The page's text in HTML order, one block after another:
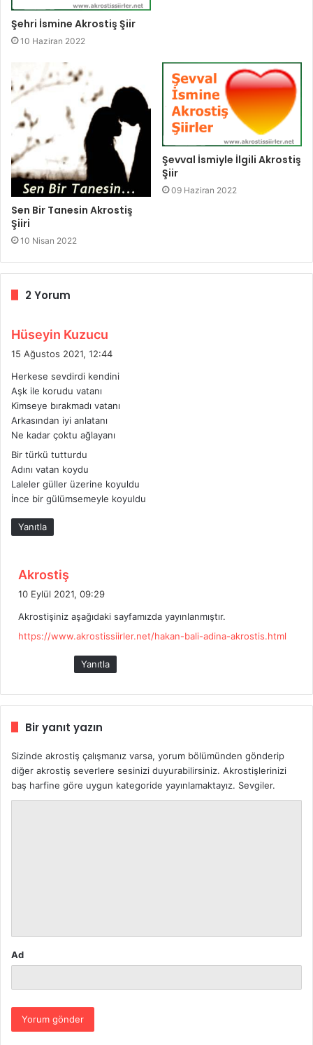
Şehri İsmine Akrostiş Şiir
10 Haziran 2022
Sen Bir Tanesin Akrostiş
Şiiri
10 Nisan 2022
Şevval İsmiyle İlgili Akrostiş
Şiir
09 Haziran 2022
2 Yorum
Hüseyin Kuzucu
i
i
15 Ağustos 2021, 12:44
Herkese sevdirdi kendini
Aşk ile korudu vatanı
Kimseye bırakmadı vatanı
Arkasından iyi anlatanı
Ne kadar çoktu ağlayanı
Bir türkü tutturdu
Adını vatan koydu
Laleler güller üzerine koyuldu
İnce bir gülümsemeyle koyuldu
Yanıtla
Akrostiş
k
10 Eylül 2021, 09:29
Akrostişiniz aşağıdaki sayfamızda yayınlanmıştır.
https://www.akrostissiirler.net/hakan-bali-adina-akrostis.html
Yanıtla
Bir yanıt yazın
Sizinde akrostiş çalışmanız varsa, yorum bölümünden gönderip
diğer akrostiş severlere sesinizi duyurabilirsiniz. Akrostişlerinizi
baş harfine göre uygun kategoride yayınlamaktayız. Sevgiler.
Ad